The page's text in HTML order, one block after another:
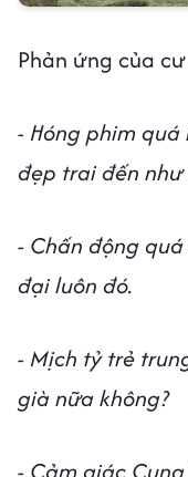
Phản ứng của
- Hóng phim quá
đẹp trai đến như
- Chấn động
đại luôn đó.
- Mịch tỷ trẻ
già nữa không?